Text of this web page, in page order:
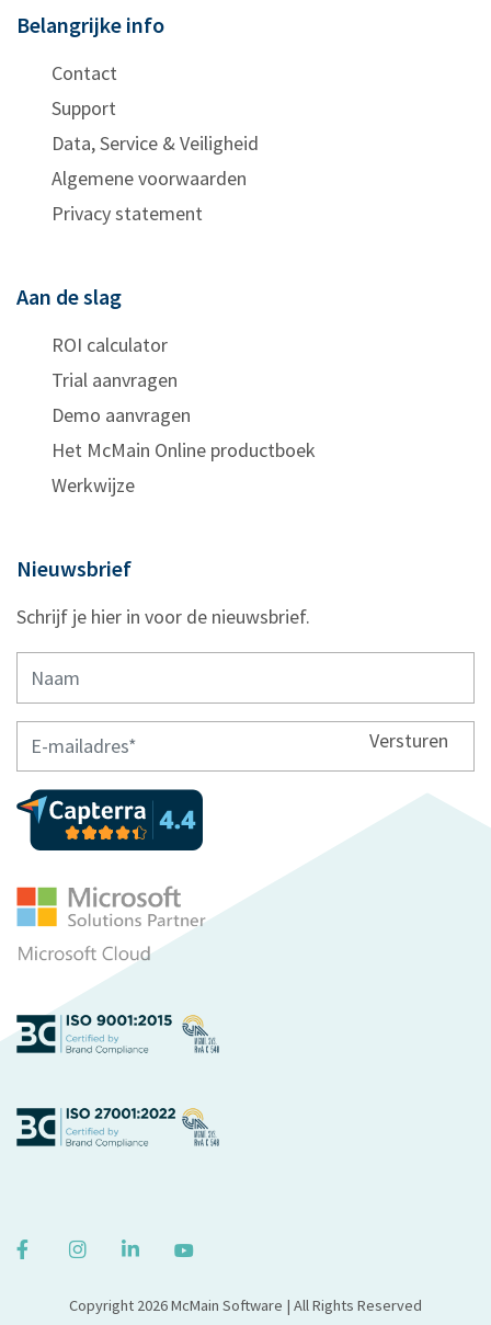
Belangrijke info
Contact
Support
Data, Service & Veiligheid
Algemene voorwaarden
Privacy statement
Aan de slag
ROI calculator
Trial aanvragen
Demo aanvragen
Het McMain Online productboek
Werkwijze
Nieuwsbrief
Schrijf je hier in voor de nieuwsbrief.
Versturen
Copyright 2026 McMain Software | All Rights Reserved